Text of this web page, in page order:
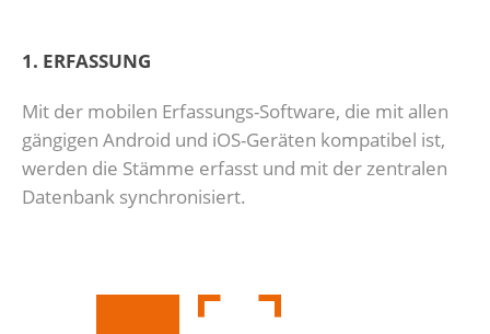
1. ERFASSUNG
Mit der mobilen Erfassungs-Software, die mit allen
gängigen Android und iOS-Geräten kompatibel ist,
werden die Stämme erfasst und mit der zentralen
Datenbank synchronisiert.